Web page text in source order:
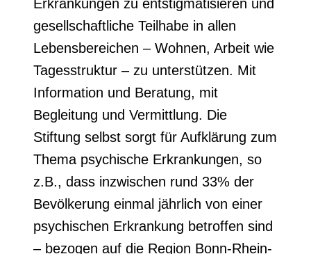
Erkrankungen zu entstigmatisieren und
gesellschaftliche Teilhabe in allen
Lebensbereichen – Wohnen, Arbeit wie
Tagesstruktur – zu unterstützen. Mit
Information und Beratung, mit
Begleitung und Vermittlung. Die
Stiftung selbst sorgt für Aufklärung zum
Thema psychische Erkrankungen, so
z.B., dass inzwischen rund 33% der
Bevölkerung einmal jährlich von einer
psychischen Erkrankung betroffen sind
– bezogen auf die Region Bonn-Rhein-